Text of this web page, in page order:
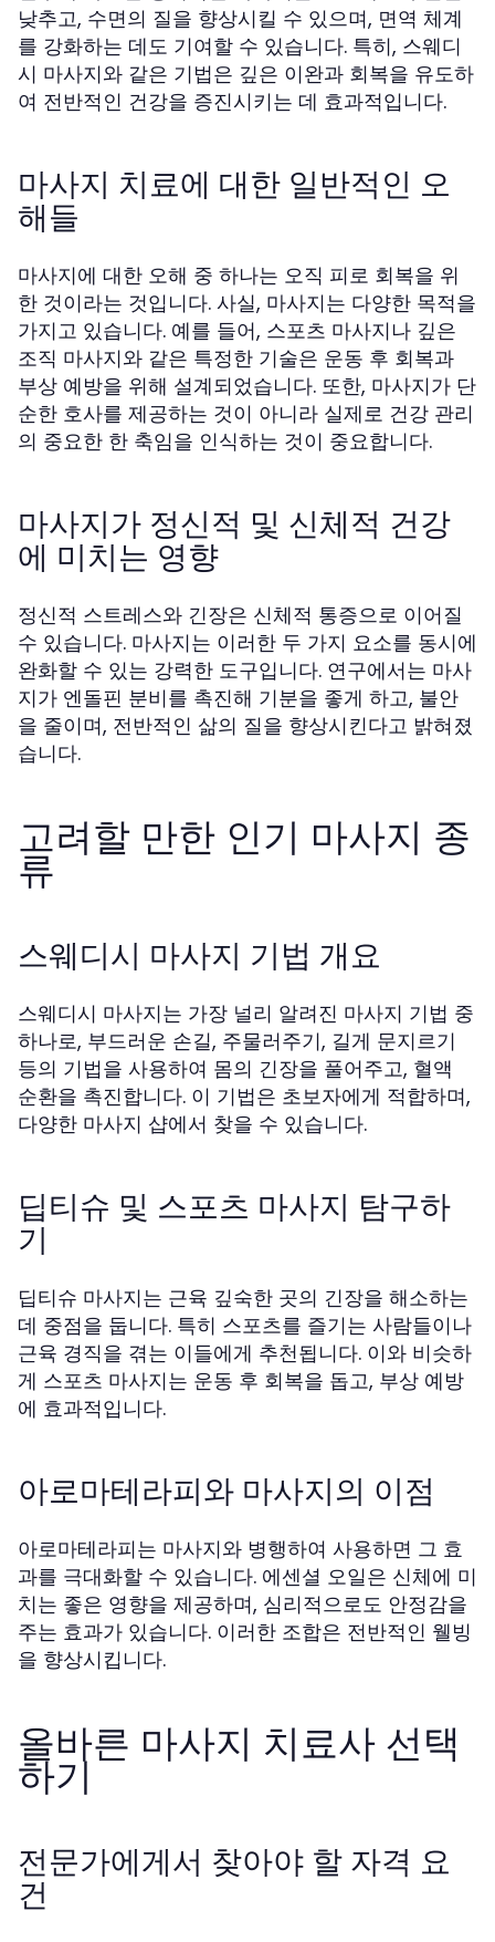
낮추고, 수면의 질을 향상시킬 수 있으며, 면역 체계
를 강화하는 데도 기여할 수 있습니다. 특히, 스웨디
시 마사지와 같은 기법은 깊은 이완과 회복을 유도하
여 전반적인 건강을 증진시키는 데 효과적입니다.
마사지 치료에 대한 일반적인 오
해들
마사지에 대한 오해 중 하나는 오직 피로 회복을 위
한 것이라는 것입니다. 사실, 마사지는 다양한 목적을
가지고 있습니다. 예를 들어, 스포츠 마사지나 깊은
조직 마사지와 같은 특정한 기술은 운동 후 회복과
부상 예방을 위해 설계되었습니다. 또한, 마사지가 단
순한 호사를 제공하는 것이 아니라 실제로 건강 관리
의 중요한 한 축임을 인식하는 것이 중요합니다.
마사지가 정신적 및 신체적 건강
에 미치는 영향
정신적 스트레스와 긴장은 신체적 통증으로 이어질
수 있습니다. 마사지는 이러한 두 가지 요소를 동시에
완화할 수 있는 강력한 도구입니다. 연구에서는 마사
지가 엔돌핀 분비를 촉진해 기분을 좋게 하고, 불안
을 줄이며, 전반적인 삶의 질을 향상시킨다고 밝혀졌
습니다.
고려할 만한 인기 마사지 종
류
스웨디시 마사지 기법 개요
스웨디시 마사지는 가장 널리 알려진 마사지 기법 중
하나로, 부드러운 손길, 주물러주기, 길게 문지르기
등의 기법을 사용하여 몸의 긴장을 풀어주고, 혈액
순환을 촉진합니다. 이 기법은 초보자에게 적합하며,
다양한 마사지 샵에서 찾을 수 있습니다.
딥티슈 및 스포츠 마사지 탐구하
기
딥티슈 마사지는 근육 깊숙한 곳의 긴장을 해소하는
데 중점을 둡니다. 특히 스포츠를 즐기는 사람들이나
근육 경직을 겪는 이들에게 추천됩니다. 이와 비슷하
게 스포츠 마사지는 운동 후 회복을 돕고, 부상 예방
에 효과적입니다.
아로마테라피와 마사지의 이점
아로마테라피는 마사지와 병행하여 사용하면 그 효
과를 극대화할 수 있습니다. 에센셜 오일은 신체에 미
치는 좋은 영향을 제공하며, 심리적으로도 안정감을
주는 효과가 있습니다. 이러한 조합은 전반적인 웰빙
을 향상시킵니다.
올바른 마사지 치료사 선택
하기
전문가에게서 찾아야 할 자격 요
건